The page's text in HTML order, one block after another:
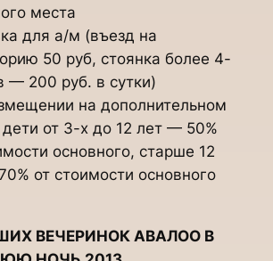
места
для а/м (въезд на
50 руб, стоянка более 4-
— 200 руб. в сутки)
на дополнительном
от 3-х до 12 лет — 50%
основного, старше 12
от стоимости основного
ВЕЧЕРИНОК АВАЛОО В